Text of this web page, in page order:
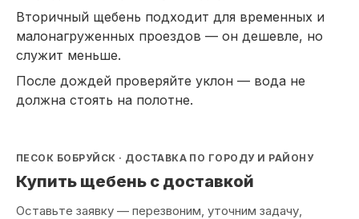
Вторичный щебень подходит для временных и
малонагруженных проездов — он дешевле, но
служит меньше.
После дождей проверяйте уклон — вода не
должна стоять на полотне.
ПЕСОК БОБРУЙСК · ДОСТАВКА ПО ГОРОДУ И РАЙОНУ
Купить щебень с доставкой
Оставьте заявку — перезвоним, уточним задачу,